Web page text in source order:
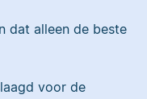
dat alleen de beste
voor de